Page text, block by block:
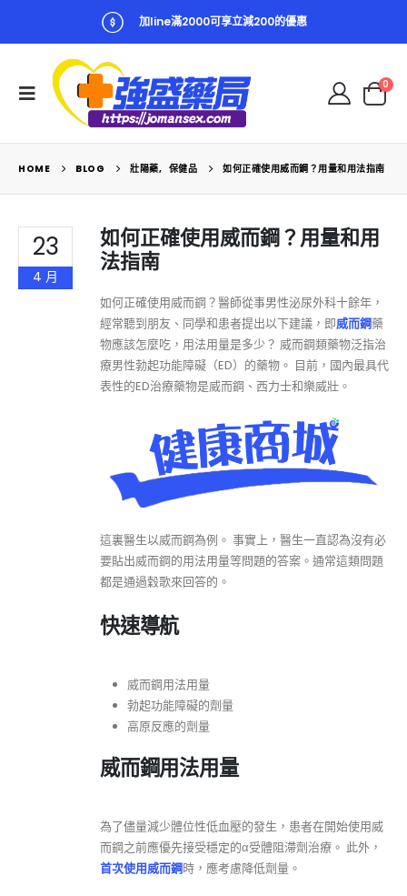
加line滿2000可享立減200的優惠
0
HOME BLOG 壯陽藥, 保健品 如何正確使用威而鋼？用量和用法指南
23
4 月
如何正確使用威而鋼？用量和用
法指南
如何正確使用威而鋼？醫師從事男性泌尿外科十餘年，
經常聽到朋友、同學和患者提出以下建議，即威而鋼藥
物應該怎麼吃，用法用量是多少？ 威而鋼類藥物泛指治
療男性勃起功能障礙（ED）的藥物。 目前，國內最具代
表性的ED治療藥物是威而鋼、西力士和樂威壯。
這裏醫生以威而鋼為例。 事實上，醫生一直認為沒有必
要貼出威而鋼的用法用量等問題的答案。通常這類問題
都是通過穀歌來回答的。
快速導航
威而鋼用法用量
勃起功能障礙的劑量
高原反應的劑量
威而鋼用法用量
為了儘量減少體位性低血壓的發生，患者在開始使用威
而鋼之前應優先接受穩定的α受體阻滯劑治療。 此外，
首次使用威而鋼時，應考慮降低劑量。